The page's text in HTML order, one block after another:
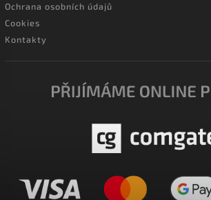
Ochrana osobních údajů
Cookies
Kontakty